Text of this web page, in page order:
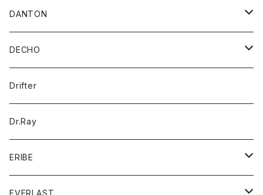
Tシャツ
パーカー
ブラウス
ウォレット
カードケース
バッグ
DANTON
アウター
コート
ジャケット
アクセサリー
バッグ
キッズ
シャツ
Tシャツ
グッズ
帽子
トップス
DECHO
帽子
Drifter
Dr.Ray
ERIBE
ニット
EVERLAST